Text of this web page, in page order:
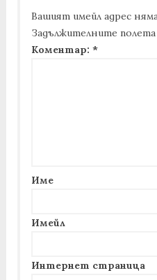
Вашият имейл адрес
Задължителните полета
Коментар: *
Име
Имейл
Интернет страница